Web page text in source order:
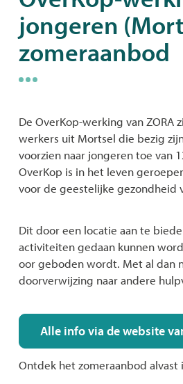
jongeren
zomeraanbod
De OverKop-werking van ZORA
werkers uit Mortsel die bezig
voorzien naar jongeren toe van
OverKop is in het leven
voor de geestelijke gezondheid
Dit door een locatie aan te
activiteiten gedaan kunnen
oor geboden wordt. Met al dan
doorverwijzing naar andere
Alle info via de website
Ontdek het zomeraanbod alvast